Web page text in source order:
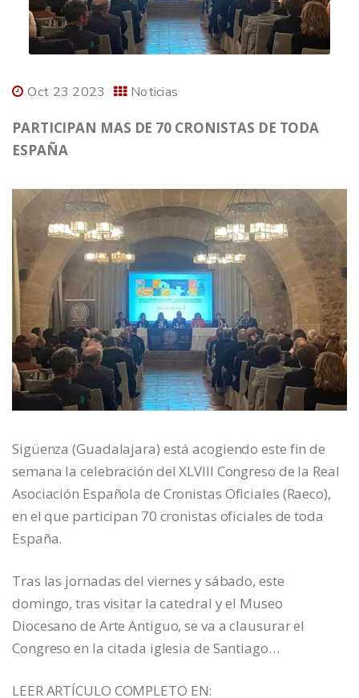
Oct 23 2023 Noticias
PARTICIPAN MAS DE 70 CRONISTAS DE TODA
ESPAÑA
Sigüenza (Guadalajara) está acogiendo este fin de
semana la celebración del XLVIII Congreso de la Real
Asociación Española de Cronistas Oficiales (Raeco),
en el que participan 70 cronistas oficiales de toda
España.
Tras las jornadas del viernes y sábado, este
domingo, tras visitar la catedral y el Museo
Diocesano de Arte Antiguo, se va a clausurar el
Congreso en la citada iglesia de Santiago…
LEER ARTÍCULO COMPLETO EN: